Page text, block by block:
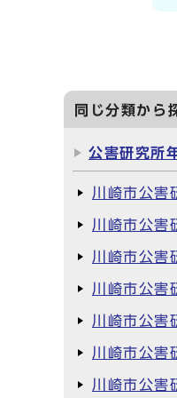
同じ分類から
公害研究所
川崎市公
川崎市公
川崎市公
川崎市公
川崎市公
川崎市公
川崎市公